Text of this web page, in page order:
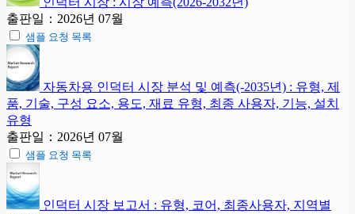
출판일：2026년 07월
샘플 요청 목록
자동차용 인덕터 시장 분석 및 예측(-2035년) : 유형, 제
품, 기술, 구성 요소, 용도, 재료 유형, 최종 사용자, 기능, 설치
유형
출판일：2026년 07월
샘플 요청 목록
인덕터 시장 보고서 : 유형, 코어, 최종사용자, 지역별